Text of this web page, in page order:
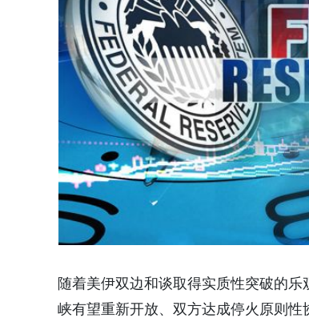
随着美伊双边和谈取得实质性突破的
峡有望重新开放、双方达成停火原则性